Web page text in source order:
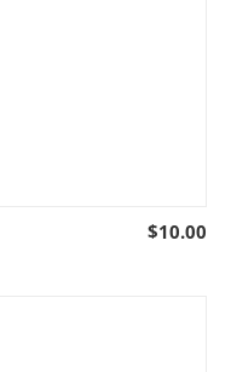
$10.00